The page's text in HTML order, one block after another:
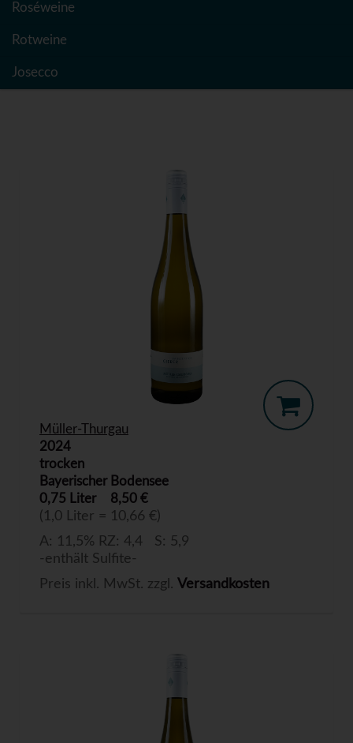
Roséweine
Rotweine
Josecco
Müller-Thurgau
2024
trocken
Bayerischer Bodensee
0,75 Liter
8,50 €
(1,0 Liter = 10,66 €)
A: 11,5% RZ: 4,4 S: 5,9
-enthält Sulfite-
Preis inkl. MwSt. zzgl. Versandkosten